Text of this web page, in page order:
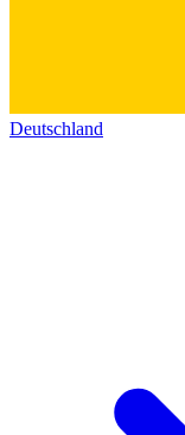
Deutschland